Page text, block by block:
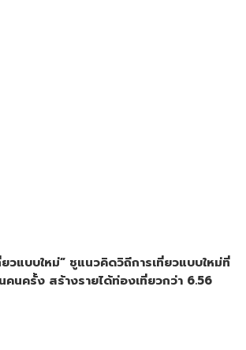
วแบบใหม่” ชูแนวคิดวิถีการเที่ยวแบบใหม่ที่
คนครั้ง สร้างรายได้ท่องเที่ยวกว่า 6.56